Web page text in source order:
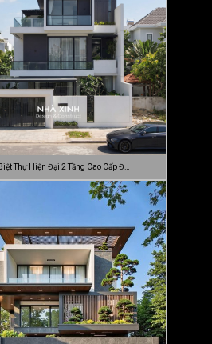
Thự Hiện Đại 2 Tầng Cao Cấp Đ…